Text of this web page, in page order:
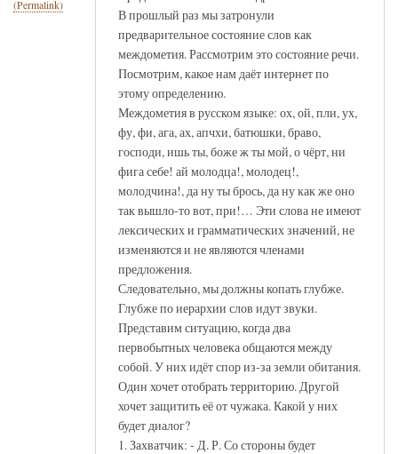
(Permalink)
В прошлый раз мы затронули
предварительное состояние слов как
междометия. Рассмотрим это состояние речи.
Посмотрим, какое нам даёт интернет по
этому определению.
Междометия в русском языке: ох, ой, пли, ух,
фу, фи, ага, ах, апчхи, батюшки, браво,
господи, ишь ты, боже ж ты мой, о чёрт, ни
фига себе! ай молодца!, молодец!,
молодчина!, да ну ты брось, да ну как же оно
так вышло-то вот, при!… Эти слова не имеют
лексических и грамматических значений, не
изменяются и не являются членами
предложения.
Следовательно, мы должны копать глубже.
Глубже по иерархии слов идут звуки.
Представим ситуацию, когда два
первобытных человека общаются между
собой. У них идёт спор из-за земли обитания.
Один хочет отобрать территорию. Другой
хочет защитить её от чужака. Какой у них
будет диалог?
1. Захватчик: - Д. Р. Со стороны будет